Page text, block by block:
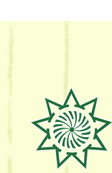
熊
取
町
Kumatori